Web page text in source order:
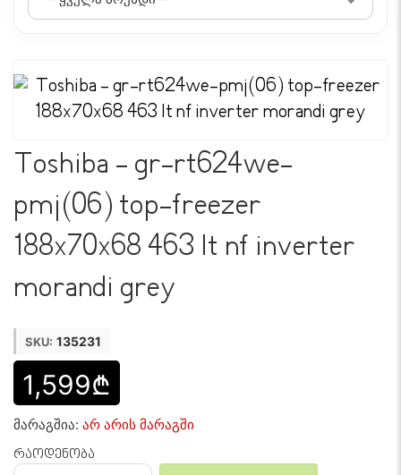
Toshiba - gr-rt624we-
pmj(06) top-freezer
188x70x68 463 lt nf inverter
morandi grey
SKU: 135231
1,599₾
მარაგშია: არ არის მარაგში
რაოდენობა